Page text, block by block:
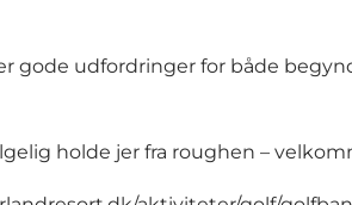
gode udfordringer for både
holde jer fra roughen –